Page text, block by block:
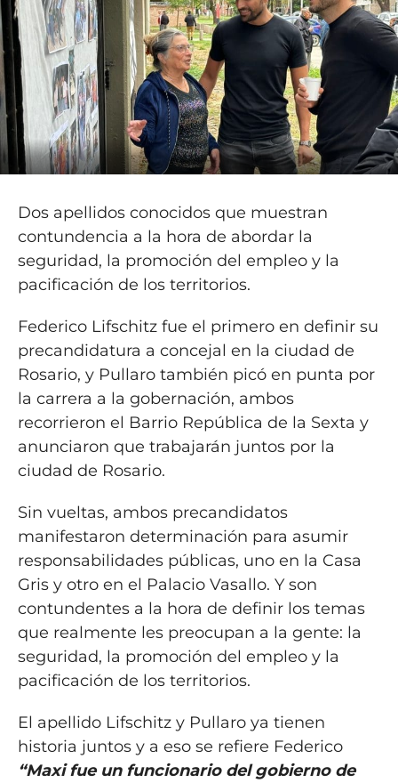
Dos apellidos conocidos que muestran
contundencia a la hora de abordar la
seguridad, la promoción del empleo y la
pacificación de los territorios.
Federico Lifschitz fue el primero en definir su
precandidatura a concejal en la ciudad de
Rosario, y Pullaro también picó en punta por
la carrera a la gobernación, ambos
recorrieron el Barrio República de la Sexta y
anunciaron que trabajarán juntos por la
ciudad de Rosario.
Sin vueltas, ambos precandidatos
manifestaron determinación para asumir
responsabilidades públicas, uno en la Casa
Gris y otro en el Palacio Vasallo. Y son
contundentes a la hora de definir los temas
que realmente les preocupan a la gente: la
seguridad, la promoción del empleo y la
pacificación de los territorios.
El apellido Lifschitz y Pullaro ya tienen
historia juntos y a eso se refiere Federico
“Maxi fue un funcionario del gobierno de